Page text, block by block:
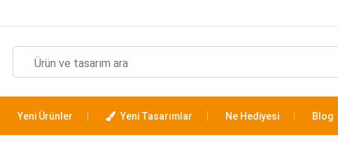
Yeni Ürünler Yeni Tasarımlar Ne Hediyesi Blog